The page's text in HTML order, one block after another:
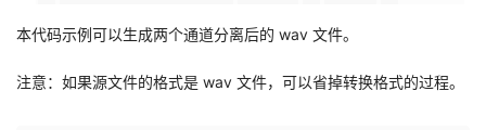
本代码示例可以生成两个通道分离后的 wav 文件。
注意：如果源文件的格式是 wav 文件，可以省掉转换格式的过程。